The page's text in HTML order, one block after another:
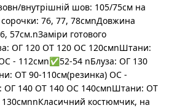
внутрішній шов: 105/75см на
76, 77, 78смnДовжина
57см.nЗаміри готового
ОГ 120 ОТ 120 ОС 120смnШтани:
- 112смn✅52-54 nБлуза: ОГ 130
ОТ 90-110см(резинка) ОС -
ОГ 140 ОТ 140 ОС 140смnШтани: ОТ
костюмчик, на